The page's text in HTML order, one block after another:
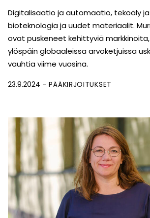
Digitalisaatio ja automaatio, tekoäly
bioteknologia ja uudet materiaalit.
ovat puskeneet kehittyviä
ylöspäin globaaleissa arvoketjuissa
vauhtia viime vuosina.
23.9.2024 PÄÄKIRJOITUKSET